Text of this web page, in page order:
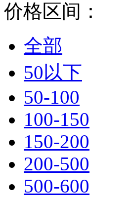
价格区间：
全部
50以下
50-100
100-150
150-200
200-500
500-600